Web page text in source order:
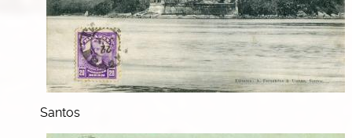
Santos